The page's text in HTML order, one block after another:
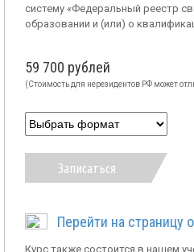
систему «Федеральный реестр
образовании и (или) о
59 700 рублей
(Стоимость для нерезидентов РФ может
Записаться
Перейти на страницу
Курс также состоится в нашем